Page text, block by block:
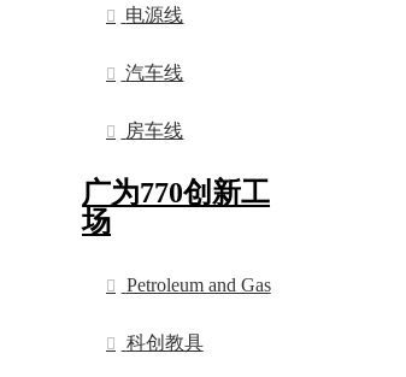
电源线
汽车线
房车线
广为770创新工
场
Petroleum and Gas
科创教具